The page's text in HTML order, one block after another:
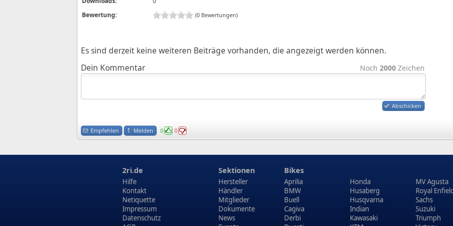
Bewertung:
(0 Bewertungen)
Es sind derzeit keine weiteren Beiträge vorhanden, die angezeigt werden können.
Noch 2000 Zeichen
Dein Kommentar
Abschicken
Empfehlen Melden 0 0
2ri.de
Hilfe
Kontakt
Netiquette
Impressum
Datenschutz
Sektionen
Hersteller
Händler
Mitglieder
Dokumente
News
Bikes
Aprilia
BMW
Buell
Cagiva
Derbi
Honda
Husaberg
Husqvarna
Indian
Kawasaki
MV Agusta
Royal
Sachs
Suzuki
Triumph